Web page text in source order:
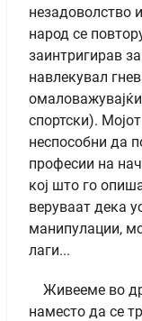
незадоволство
народ се
заинтригирав
навлекувал
спортски).
неспособни да
професии на
кој што го
веруваат дека
манипулации,
лаги...
Живееме во
наместо да се